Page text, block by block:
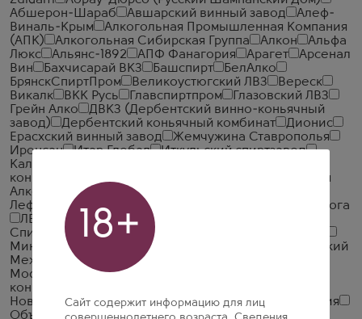
Абшерон-Шараб
Авшарский винный завод
Алеф-
Виналь-Крым
Алкогольная Промышленная Компания
(АПК)
Алкогольная Сибирская Группа Алкон
Альфа
Люкс
Альянс-1892 АПФ Фанагория Арагет
Арсенал
Вин
Бахчисарай ВКЗ Башспирт
БелАлко
БрянскСпиртПром
Великоустюгский ЛВЗ
Вереск
Викалк
ВКК Русь Главспиртпром
Глазовский ЛВЗ
Грейн Алко
ДВКЗ (Дербентский винно-коньячный
завод)
Дербентский коньячный комбинат
Дионис
Ерасхский винный завод
Жемчужина Ставрополья
Иронсан
Итар Глобал
Иткульский спиртзавод
Калужский Кристалл
коньячный завод)
Компания
Алкогольных Напитков Алаверди
Лефортово ГК
Крымская Водочная Компания
Ладога
ЛВЗ Московский
Малиновщизненский
Спиртоводочный Завод Аквадив
Минский завод виноградных вин
ММВЗ (Московский
Межреспубликанский Винодельческий Завод)
Московский завод Кристалл
коньячный завод
Новокубанское
Объединенная Водочная Компания
Объединенные Пензенские Водочные Заводы
18+
Сайт содержит информацию для лиц